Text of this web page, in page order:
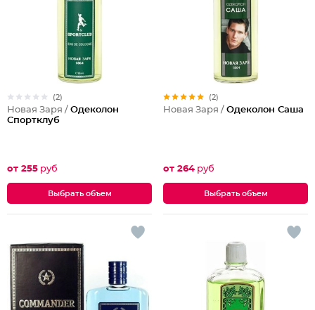
(2)
Новая Заря / Одеколон
Спортклуб
от 255 руб
Выбрать объем
(2)
Новая Заря / Одеколон Саша
от 264 руб
Выбрать объем